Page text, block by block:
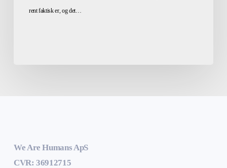
rent faktisk er, og det…
We Are Humans ApS
CVR: 36912715